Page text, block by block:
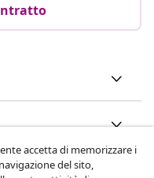
accetta di memorizzare i
del sito,